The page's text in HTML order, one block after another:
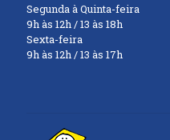
Segunda à Quinta-feira
9h às 12h / 13 às 18h
Sexta-feira
9h às 12h / 13 às 17h